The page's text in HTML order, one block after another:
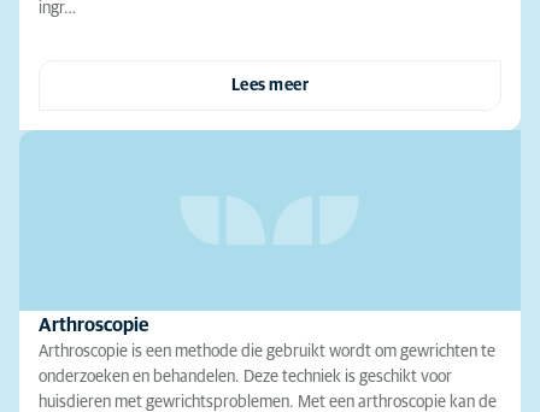
ingr…
Lees meer
Arthroscopie
Arthroscopie is een methode die gebruikt wordt om gewrichten te
onderzoeken en behandelen. Deze techniek is geschikt voor
huisdieren met gewrichtsproblemen. Met een arthroscopie kan de